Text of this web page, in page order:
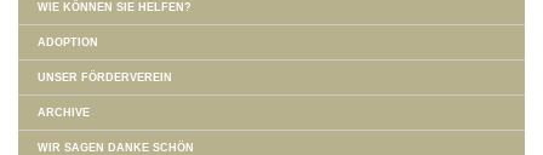
WIE KÖNNEN SIE HELFEN?
ADOPTION
UNSER FÖRDERVEREIN
ARCHIVE
WIR SAGEN DANKE SCHÖN